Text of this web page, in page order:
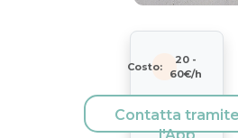
Costo:
20 -
60€/h
Contatta